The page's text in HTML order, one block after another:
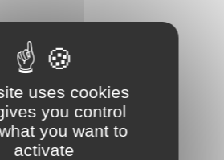
uses cookies
you control
you want to
activate